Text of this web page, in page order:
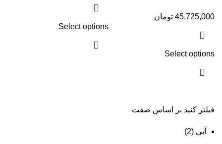
فیلتر کنید بر اساس صفت
آبی (2)
45,725,000 تومان
Select options
Select options